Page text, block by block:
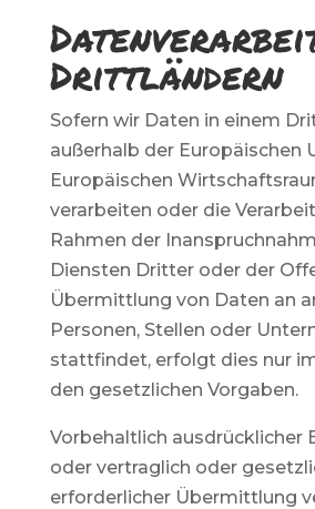
Drittländern
Sofern wir Daten in einem
außerhalb der Europäischen
Europäischen
verarbeiten oder die
Rahmen der
Diensten Dritter oder der
Übermittlung von Daten an
Personen, Stellen oder
stattfindet, erfolgt dies nur
den gesetzlichen Vorgaben.
Vorbehaltlich ausdrücklicher
oder vertraglich oder
erforderlicher Übermittlung